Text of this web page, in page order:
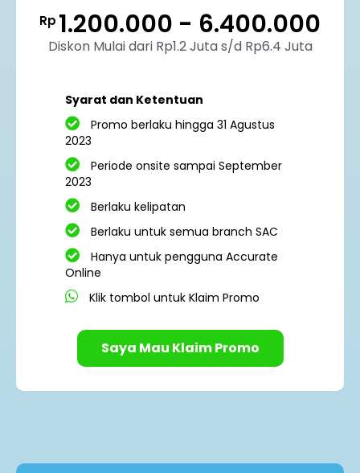
Rp 1.200.000 - 6.400.000
Diskon Mulai dari Rp1.2 Juta s/d Rp6.4 Juta
Syarat dan Ketentuan
Promo berlaku hingga 31 Agustus
2023
Periode onsite sampai September
2023
Berlaku kelipatan
Berlaku untuk semua branch SAC
Hanya untuk pengguna Accurate
Online
Klik tombol untuk Klaim Promo
Saya Mau Klaim Promo